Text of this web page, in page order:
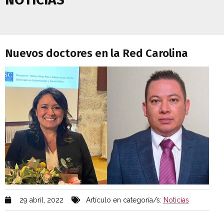
Nuevos doctores en la Red Carolina
29 abril, 2022 Artículo en categoría/s: Noticias